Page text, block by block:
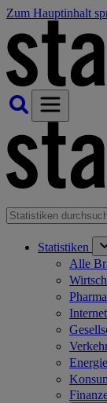
Zum Hauptinhalt
Statistiken
Alle
Internet